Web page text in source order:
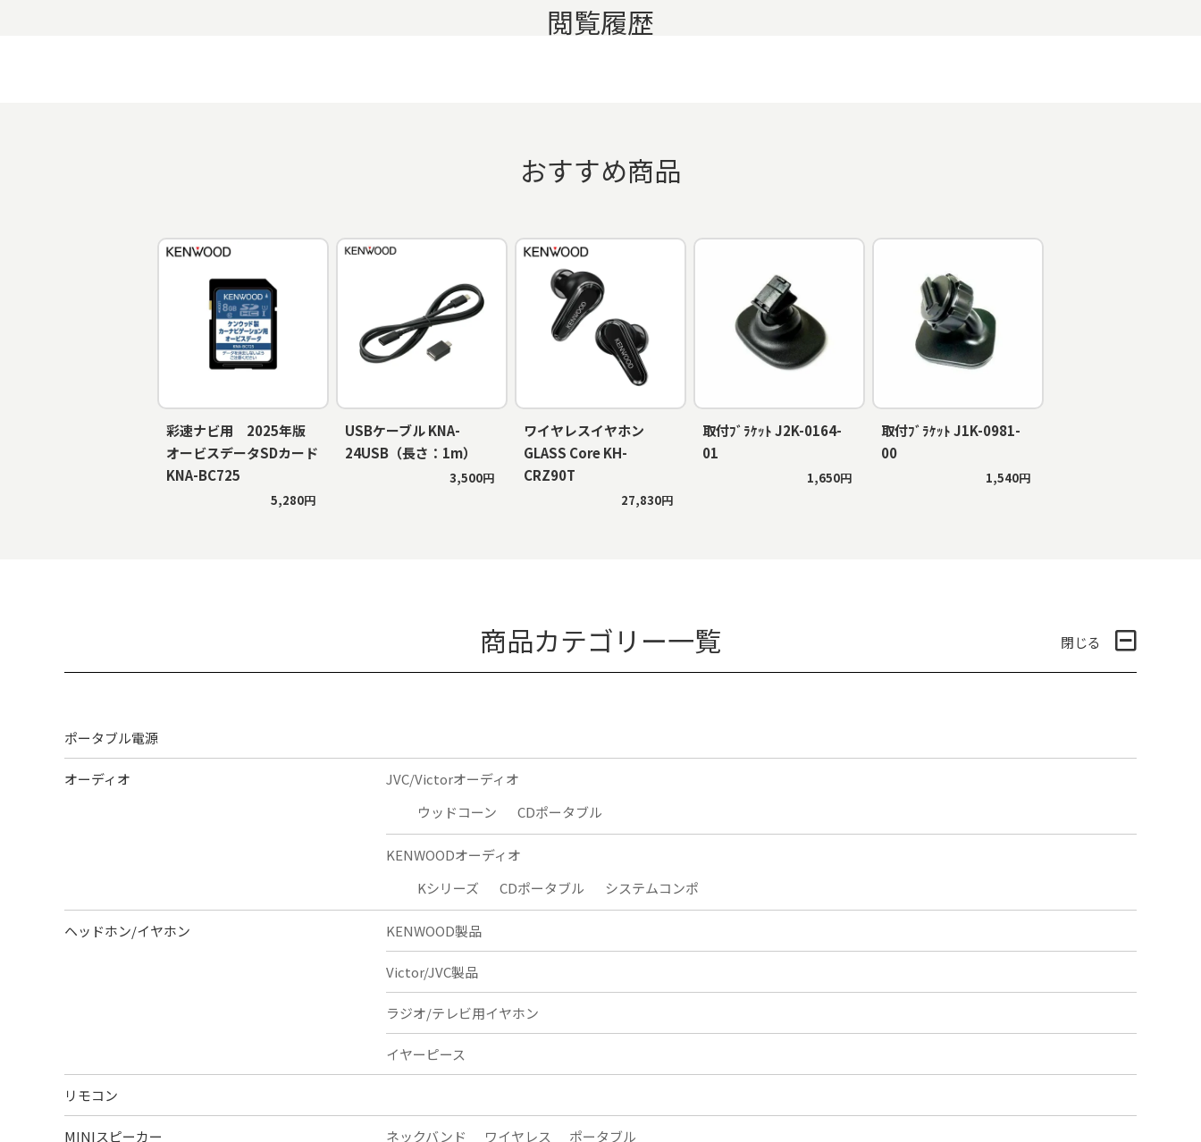
閲覧履歴
おすすめ商品
彩速ナビ用 2025年版
オービスデータSDカード
KNA-BC725
5,280円
USBケーブル KNA-
24USB（長さ：1m）
3,500円
ワイヤレスイヤホン
GLASS Core KH-
CRZ90T
27,830円
取付ﾌﾞﾗｹｯﾄ J2K-0164-
01
1,650円
取付ﾌﾞﾗｹｯﾄ J1K-0981-
00
1,540円
商品カテゴリー一覧
ポータブル電源
オーディオ
JVC/Victorオーディオ
ウッドコーン
CDポータブル
KENWOODオーディオ
Kシリーズ
CDポータブル システムコンポ
ヘッドホン/イヤホン KENWOOD製品
Victor/JVC製品
ラジオ/テレビ用イヤホン
イヤーピース
リモコン
MINIスピーカー ネックバンド ワイヤレス ポータブル